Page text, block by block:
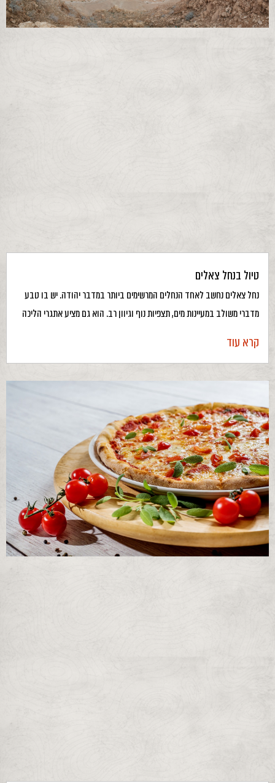
טיול בנחל צאלים
נחל צאלים נחשב לאחד הנחלים המרשימים ביותר במדבר יהודה. יש בו טבע
מדברי משולב במעיינות מים, תצפיות נוף וגיוון רב. הוא גם מציע אתגרי הליכה
קרא עוד